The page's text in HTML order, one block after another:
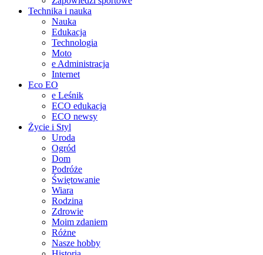
Technika i nauka
Nauka
Edukacja
Technologia
Moto
e Administracja
Internet
Eco EO
e Leśnik
ECO edukacja
ECO newsy
Życie i Styl
Uroda
Ogród
Dom
Podróże
Świętowanie
Wiara
Rodzina
Zdrowie
Moim zdaniem
Różne
Nasze hobby